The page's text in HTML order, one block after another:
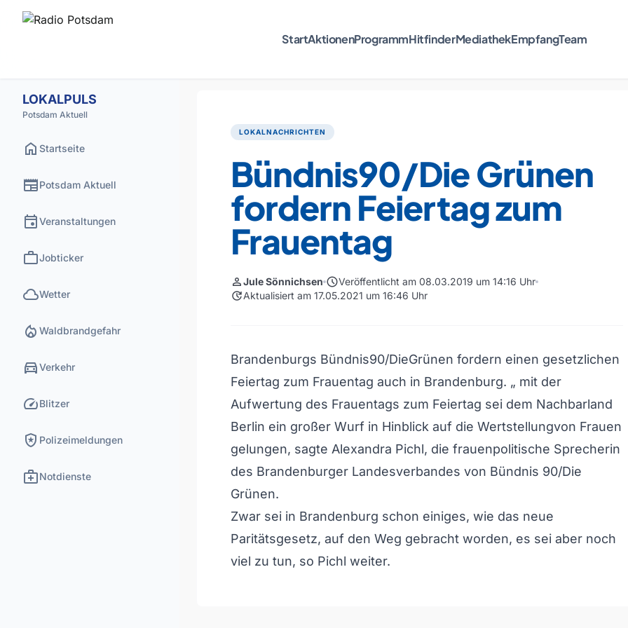
StartAktionenProgrammHitfinderMediathekEmpfangTeam
LOKALPULS
Potsdam Aktuell
home Startseite
newspaperPotsdam Aktuell
eventVeranstaltungen
workJobticker
cloudWetter
local_fire_department Waldbrandgefahr
directions_carVerkehr
speedBlitzer
local_police Polizeimeldungen
medical_servicesNotdienste
LOKALNACHRICHTEN
Bündnis90/Die Grünen
fordern Feiertag zum
Frauentag
personJule Sönnichsen scheduleVeröffentlicht am 08.03.2019 um 14:16 Uhr
updateAktualisiert am 17.05.2021 um 16:46 Uhr
Brandenburgs Bündnis90/DieGrünen fordern einen gesetzlichen
Feiertag zum Frauentag auch in Brandenburg. „ mit der
Aufwertung des Frauentags zum Feiertag sei dem Nachbarland
Berlin ein großer Wurf in Hinblick auf die Wertstellungvon Frauen
gelungen, sagte Alexandra Pichl, die frauenpolitische Sprecherin
des Brandenburger Landesverbandes von Bündnis 90/Die
Grünen.
Zwar sei in Brandenburg schon einiges, wie das neue
Paritätsgesetz, auf den Weg gebracht worden, es sei aber noch
viel zu tun, so Pichl weiter.